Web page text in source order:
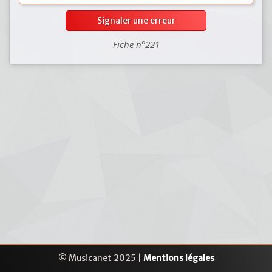
Signaler une erreur
Fiche n°221
© Musicanet 2025 | Mentions légales